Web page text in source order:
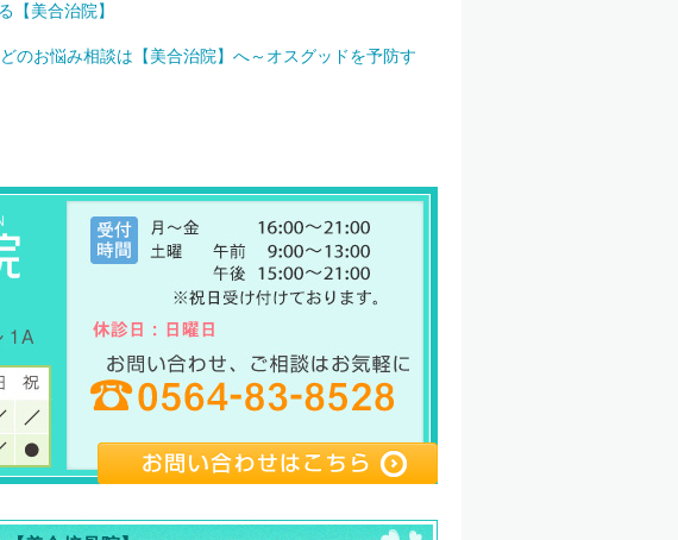
【美合治院】
のお悩み相談は【美合治院】へ～オスグッドを予防す